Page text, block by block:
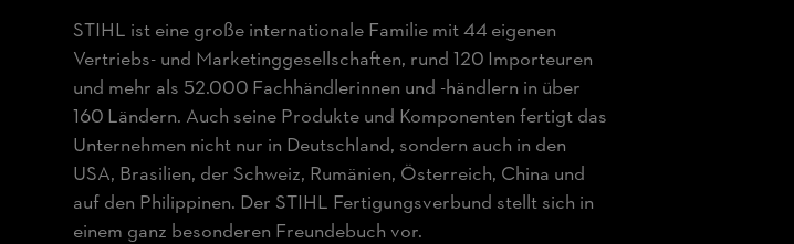
STIHL ist eine große internationale Familie mit 44 eigenen
Vertriebs- und Marketinggesellschaften, rund 120 Importeuren
und mehr als 52.000 Fachhändlerinnen und -händlern in über
160 Ländern. Auch seine Produkte und Komponenten fertigt das
Unternehmen nicht nur in Deutschland, sondern auch in den
USA, Brasilien, der Schweiz, Rumänien, Österreich, China und
auf den Philippinen. Der STIHL Fertigungsverbund stellt sich in
einem ganz besonderen Freundebuch vor.